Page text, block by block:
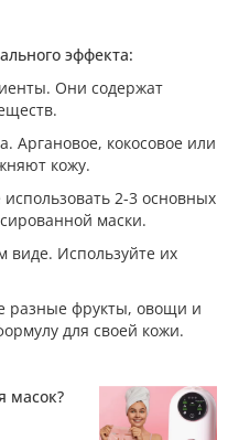
эффекта:
Они содержат
Аргановое, кокосовое или
кожу.
2-3 основных
маски.
виде. Используйте их
разные фрукты, овощи и
для своей кожи.
масок?